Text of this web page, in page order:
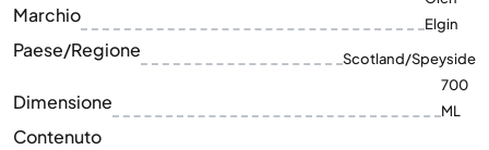
Marchio
Elgin
Paese/Regione Scotland/Speyside
Dimensione
700
ML
Contenuto